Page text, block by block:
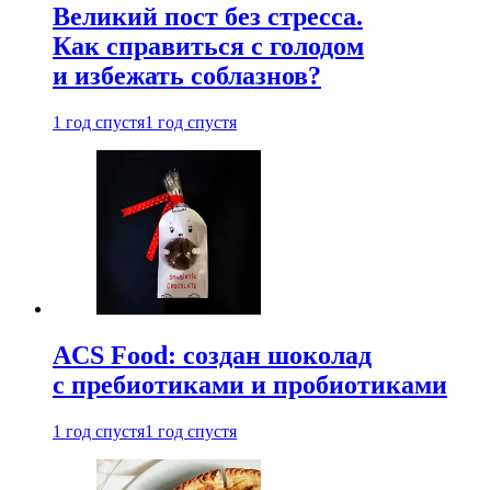
Великий пост без стресса.
Как справиться с голодом
и избежать соблазнов?
1 год спустя1 год спустя
ACS Food: создан шоколад
с пребиотиками и пробиотиками
1 год спустя1 год спустя